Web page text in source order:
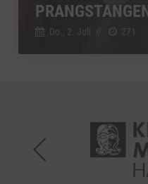
Do., 2. Juli // 271